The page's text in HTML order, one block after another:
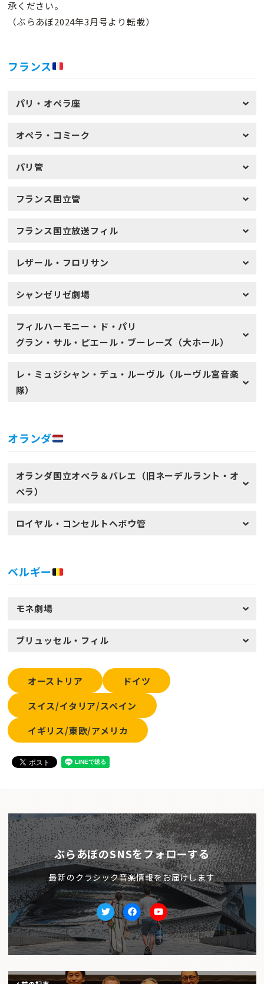
承ください。
（ぶらあぼ2024年3月号より転載）
フランス
パリ・オペラ座
オペラ・コミーク
パリ管
フランス国立管
フランス国立放送フィル
レザール・フロリサン
シャンゼリゼ劇場
フィルハーモニー・ド・パリ
グラン・サル・ピエール・ブーレーズ（大ホール）
レ・ミュジシャン・デュ・ルーヴル（ルーヴル宮音楽
隊）
オランダ
オランダ国立オペラ＆バレエ（旧ネーデルラント・オ
ペラ）
ロイヤル・コンセルトヘボウ管
ベルギー
モネ劇場
ブリュッセル・フィル
オーストリア
ドイツ
スイス/イタリア/スペイン
イギリス/東欧/アメリカ
ぶらあぼのSNSをフォローする
最新のクラシック音楽情報をお届けします
TwitterfacebookYoutube